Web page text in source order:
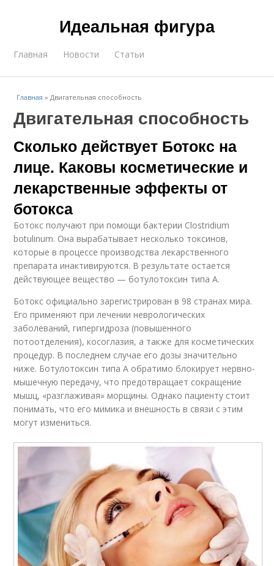
Идеальная фигура
Главная Новости Статьи
Главная »Двигательная способность
Двигательная способность
Сколько действует Ботокс на
лице. Каковы косметические и
лекарственные эффекты от
ботокса
Ботокс получают при помощи бактерии Clostridium
botulinum. Она вырабатывает несколько токсинов,
которые в процессе производства лекарственного
препарата инактивируются. В результате остается
действующее вещество — ботулотоксин типа А.
Ботокс официально зарегистрирован в 98 странах мира.
Его применяют при лечении неврологических
заболеваний, гипергидроза (повышенного
потоотделения), косоглазия, а также для косметических
процедур. В последнем случае его дозы значительно
ниже. Ботулотоксин типа А обратимо блокирует нервно-
мышечную передачу, что предотвращает сокращение
мышц, «разглаживая» морщины. Однако пациенту стоит
понимать, что его мимика и внешность в связи с этим
могут измениться.